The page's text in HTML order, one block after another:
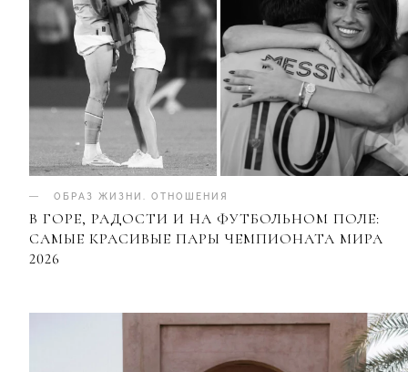
ОБРАЗ ЖИЗНИ ОТНОШЕНИЯ
В ГОРЕ, РАДОСТИ И НА ФУТБОЛЬНОМ ПОЛЕ:
САМЫЕ КРАСИВЫЕ ПАРЫ ЧЕМПИОНАТА МИРА
2026